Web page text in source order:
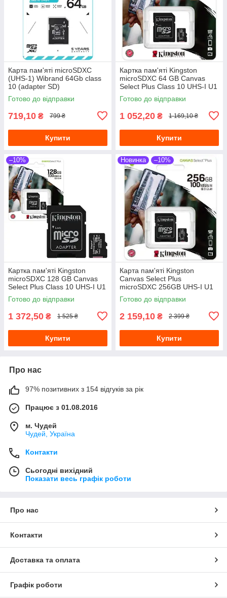
Карта пам'яті microSDXC
(UHS-1) Wibrand 64Gb class
10 (adapter SD)
(WICDXU1/64GB-A)
Готово до відправки
719,10 ₴ 799 ₴
Купити
Картка пам'яті Kingston
microSDXC 64 GB Canvas
Select Plus Class 10 UHS-I U1
+ SD-адаптер (SDCS2/64GB)
Готово до відправки
1 052,20 ₴ 1 169,10 ₴
Купити
–10%
Картка пам'яті Kingston
microSDXC 128 GB Canvas
Select Plus Class 10 UHS-I U1
+ SD-адаптер (SDCS/128GB)
Готово до відправки
1 372,50 ₴ 1 525 ₴
Купити
Новинка –10%
Карта пам'яті Kingston
Canvas Select Plus
microSDXC 256GB UHS-I U1
+ SD-адаптер
(SDCS2/256GB)
Готово до відправки
2 159,10 ₴ 2 399 ₴
Купити
Про нас
97% позитивних з 154 відгуків за рік
Працює з 01.08.2016
м. Чудей
Чудей, Україна
Контакти
Сьогодні вихідний
Показати весь графік роботи
Про нас
Контакти
Доставка та оплата
Графік роботи